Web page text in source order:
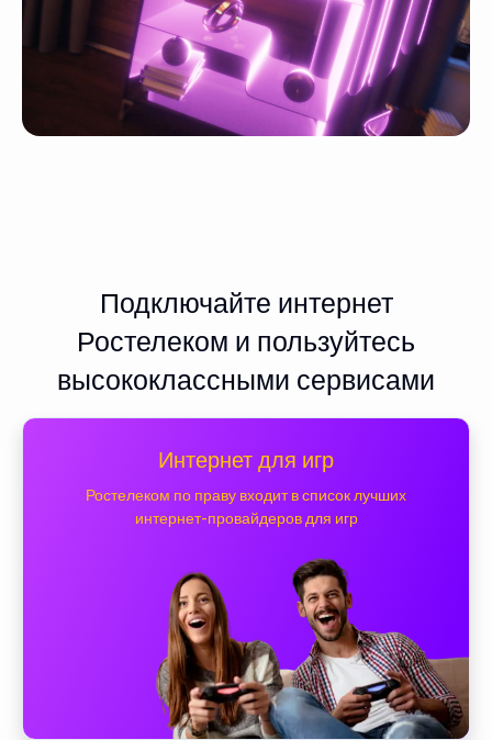
Подключайте интернет
Ростелеком и пользуйтесь
высококлассными сервисами
Интернет для игр
Ростелеком по праву входит в список лучших
интернет-провайдеров для игр